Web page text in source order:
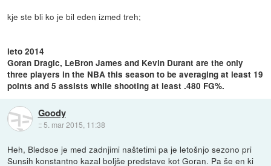
kje ste bli ko je bil eden izmed treh;
leto 2014
Goran Dragic, LeBron James and Kevin Durant are the only
three players in the NBA this season to be averaging at least 19
points and 5 assists while shooting at least .480 FG%.
Goody
:: 5. mar 2015, 11:38
Heh, Bledsoe je med zadnjimi naštetimi pa je letošnjo sezono pri
Sunsih konstantno kazal boljše predstave kot Goran. Pa še en ki